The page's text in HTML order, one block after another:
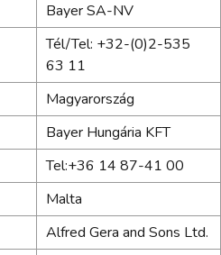
Bayer SA-NV
Tél/Tel: +32-(0)2-535
63 11
Magyarország
Bayer Hungária KFT
Tel:+36 14 87-41 00
Malta
Alfred Gera and Sons Ltd.